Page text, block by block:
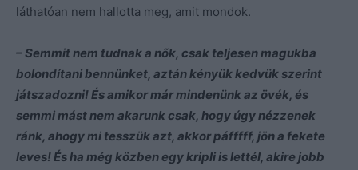
láthatóan nem hallotta meg, amit mondok.
– Semmit nem tudnak a nők, csak teljesen magukba
bolondítani bennünket, aztán kényük kedvük szerint
játszadozni! És amikor már mindenünk az övék, és
semmi mást nem akarunk csak, hogy úgy nézzenek
ránk, ahogy mi tesszük azt, akkor páfffff, jön a fekete
leves! És ha még közben egy kripli is lettél, akire jobb